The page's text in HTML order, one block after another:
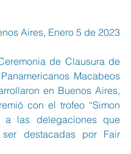
Aires, Enero 5 de 2023
de Clausura de
Macabeos
en Buenos Aires,
con el trofeo “Simon
a las delegaciones que
ser destacadas por Fair